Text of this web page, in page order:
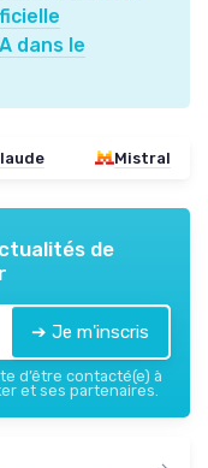
dans le
Mistral
de
➔ Je m'inscris
d’être contacté(e) à
et ses partenaires.